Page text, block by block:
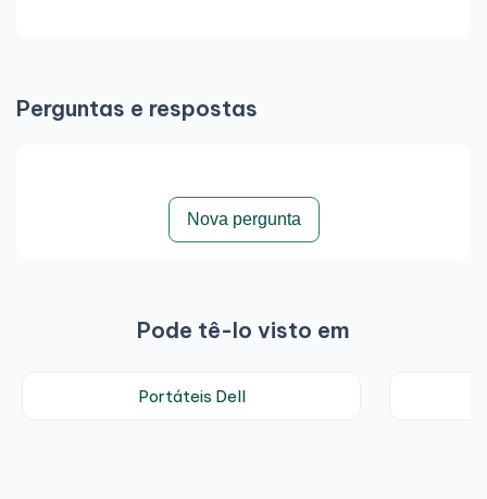
Perguntas e respostas
Nova pergunta
Pode tê-lo visto em
Portáteis Dell